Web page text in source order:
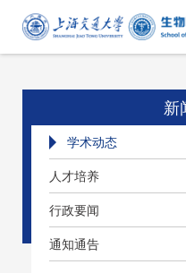
新
学术动态
人才培养
行政要闻
通知通告